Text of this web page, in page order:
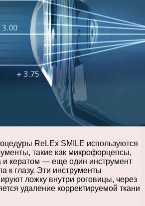
ReLEx SMILE используются
такие как микрофорцепсы,
и кератом — еще один инструмент
к глазу. Эти инструменты
ложку внутри роговицы, через
удаление корректируемой ткани